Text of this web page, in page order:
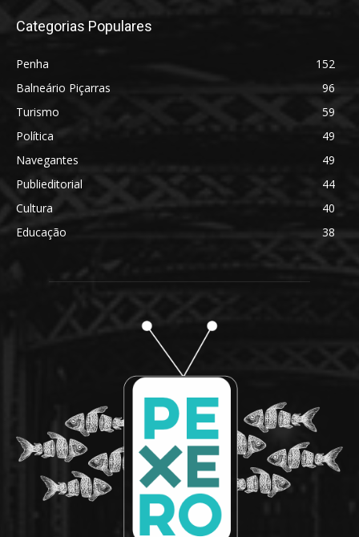
Categorias Populares
Penha
152
Balneário Piçarras
96
Turismo
59
Política
49
Navegantes
49
Publieditorial
44
Cultura
40
Educação
38